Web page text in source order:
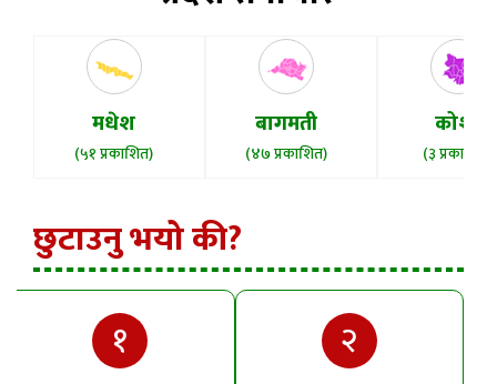
मधेश
(५१ प्रकाशित)
बागमती
(४७ प्रकाशित)
कोशी
(३ प्रकाशित)
छुटाउनु भयो की?
१
२